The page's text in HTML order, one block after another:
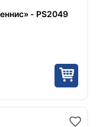
- PS2049